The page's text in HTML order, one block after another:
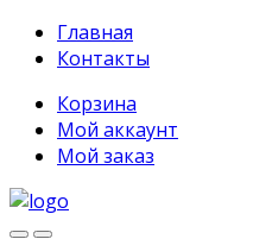
Главная
Контакты
Корзина
Мой аккаунт
Мой заказ